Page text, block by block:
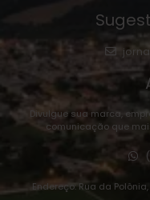
Divulgue sua marca,
comunicação que
Endereço: Rua da